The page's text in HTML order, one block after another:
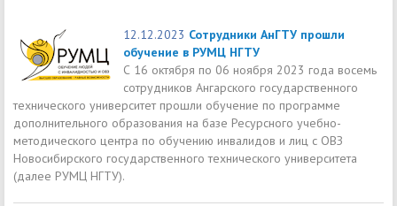
12.12.2023 Сотрудники АнГТУ прошли
обучение в РУМЦ НГТУ
С 16 октября по 06 ноября 2023 года восемь
сотрудников Ангарского государственного
технического университет прошли обучение по программе
дополнительного образования на базе Ресурсного учебно-
методического центра по обучению инвалидов и лиц с ОВЗ
Новосибирского государственного технического университета
(далее РУМЦ НГТУ).